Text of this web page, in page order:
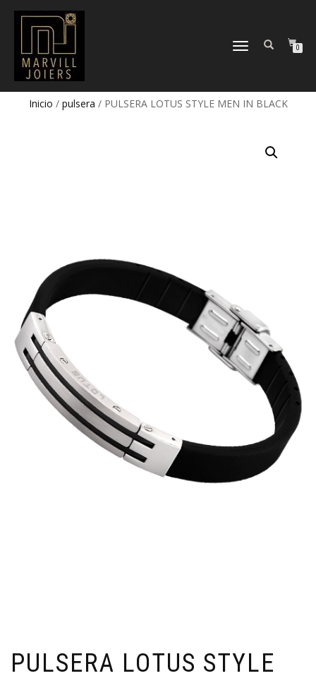
TOGGLE
0
Inicio / pulsera / PULSERA LOTUS STYLE MEN IN BLACK
PULSERA LOTUS STYLE